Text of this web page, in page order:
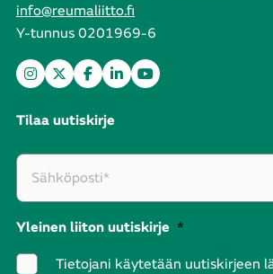
info@reumaliitto.fi
Y-tunnus 0201969-6
Tilaa uutiskirje
Yleinen liiton uutiskirje *
Tietojani käytetään uutiskirjeen